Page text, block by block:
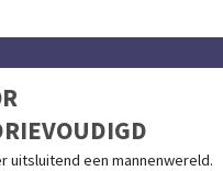
uitsluitend een mannenwereld.